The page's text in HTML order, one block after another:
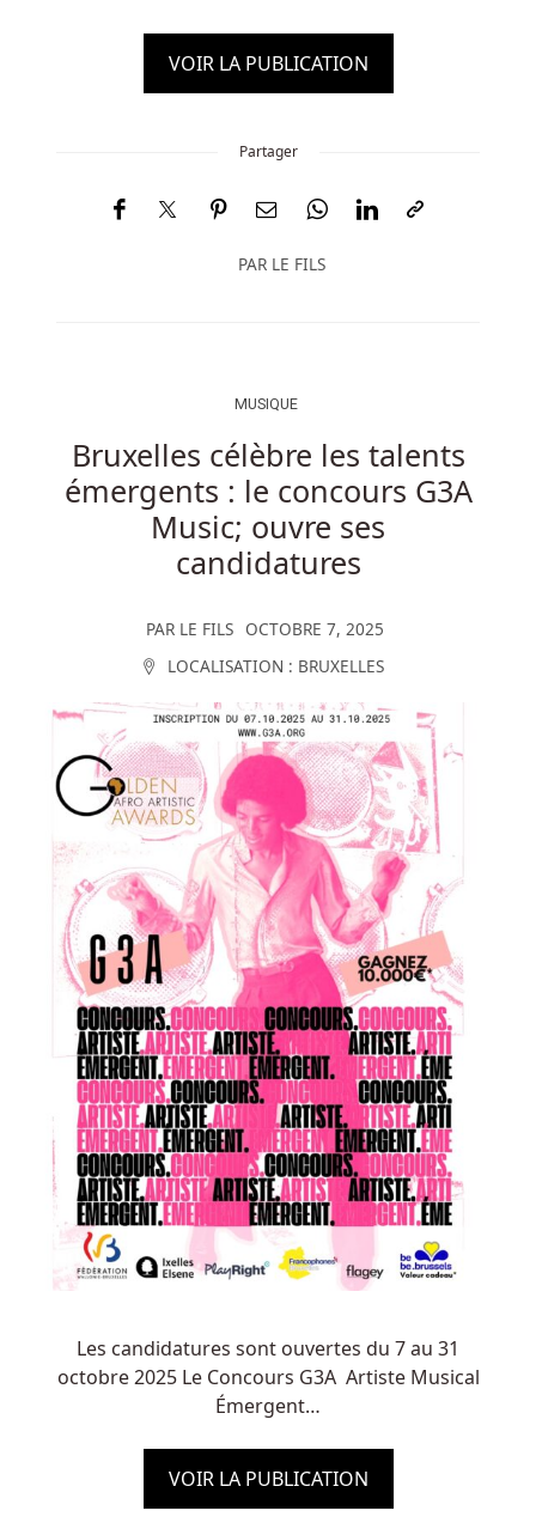
VOIR LA PUBLICATION
Partager
PAR LE FILS
MUSIQUE
Bruxelles célèbre les talents
émergents : le concours G3A
Music; ouvre ses
candidatures
PAR LE FILS
OCTOBRE 7, 2025
LOCALISATION : BRUXELLES
Les candidatures sont ouvertes du 7 au 31
octobre 2025 Le Concours G3A Artiste Musical
Émergent…
VOIR LA PUBLICATION